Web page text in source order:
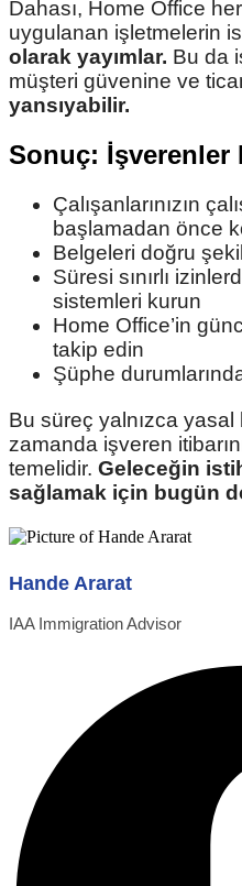
Dahası, Home Office
uygulanan işletmelerin
olarak yayımlar. Bu da
müşteri güvenine ve
yansıyabilir.
Sonuç: İşverenler
Çalışanlarınızın
başlamadan önce
Belgeleri doğru
Süresi sınırlı
sistemleri kurun
Home Office’in
takip edin
Şüphe
Bu süreç yalnızca
zamanda işveren
temelidir. Geleceğin
sağlamak için bugün
Hande Ararat
IAA Immigration Advisor